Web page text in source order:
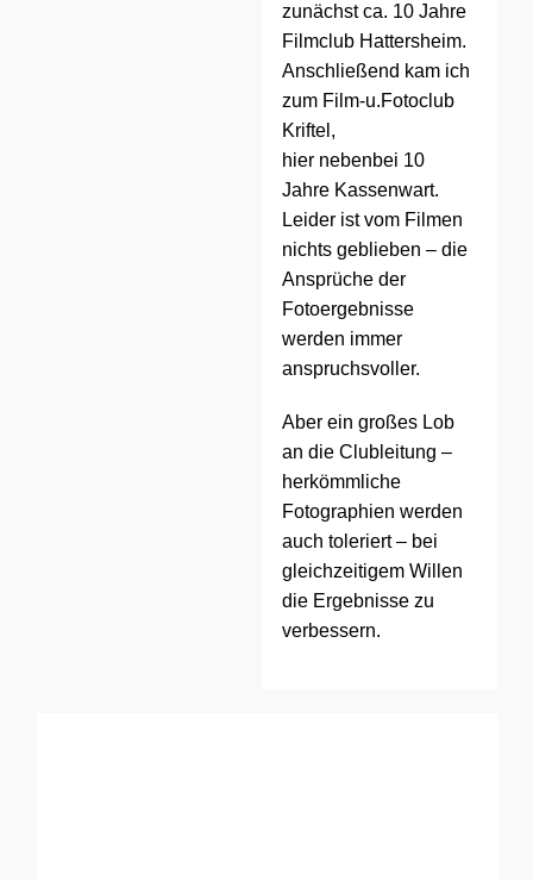
zunächst ca. 10 Jahre
Filmclub Hattersheim.
Anschließend kam ich
zum Film-u.Fotoclub
Kriftel,
hier nebenbei 10
Jahre Kassenwart.
Leider ist vom Filmen
nichts geblieben – die
Ansprüche der
Fotoergebnisse
werden immer
anspruchsvoller.
Aber ein großes Lob
an die Clubleitung –
herkömmliche
Fotographien werden
auch toleriert – bei
gleichzeitigem Willen
die Ergebnisse zu
verbessern.